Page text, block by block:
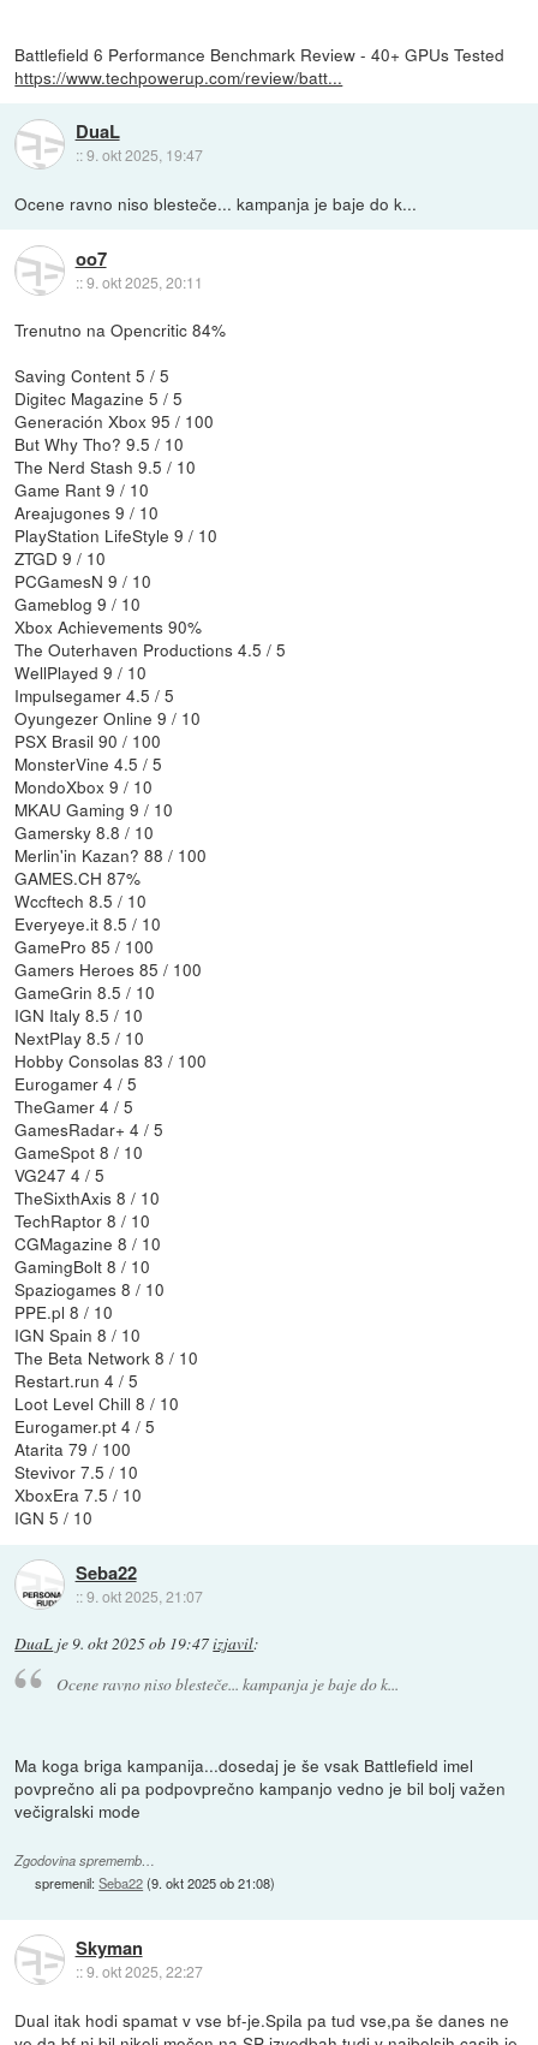
Battlefield 6 Performance Benchmark Review - 40+ GPUs Tested
https://www.techpowerup.com/review/batt...
DuaL
::9. okt 2025, 19:47
Ocene ravno niso blesteče... kampanja je baje do k...
oo7
::9. okt 2025, 20:11
Trenutno na Opencritic 84%
Saving Content 5 / 5
Digitec Magazine 5 / 5
Generación Xbox 95 / 100
But Why Tho? 9.5 / 10
The Nerd Stash 9.5 / 10
Game Rant 9 / 10
Areajugones 9 / 10
PlayStation LifeStyle 9 / 10
ZTGD 9 / 10
PCGamesN 9 / 10
Gameblog 9 / 10
Xbox Achievements 90%
The Outerhaven Productions 4.5 / 5
WellPlayed 9 / 10
Impulsegamer 4.5 / 5
Oyungezer Online 9 / 10
PSX Brasil 90 / 100
MonsterVine 4.5 / 5
MondoXbox 9 / 10
MKAU Gaming 9 / 10
Gamersky 8.8 / 10
Merlin'in Kazan? 88 / 100
GAMES.CH 87%
Wccftech 8.5 / 10
Everyeye.it 8.5 / 10
GamePro 85 / 100
Gamers Heroes 85 / 100
GameGrin 8.5 / 10
IGN Italy 8.5 / 10
NextPlay 8.5 / 10
Hobby Consolas 83 / 100
Eurogamer 4 / 5
TheGamer 4 / 5
GamesRadar+ 4 / 5
GameSpot 8 / 10
VG247 4 / 5
TheSixthAxis 8 / 10
TechRaptor 8 / 10
CGMagazine 8 / 10
GamingBolt 8 / 10
Spaziogames 8 / 10
PPE.pl 8 / 10
IGN Spain 8 / 10
The Beta Network 8 / 10
Restart.run 4 / 5
Loot Level Chill 8 / 10
Eurogamer.pt 4 / 5
Atarita 79 / 100
Stevivor 7.5 / 10
XboxEra 7.5 / 10
IGN 5 / 10
Seba22
::9. okt 2025, 21:07
DuaL je9. okt 2025 ob 19:47izjavil:
Ocene ravno niso blesteče... kampanja je baje do k...
Ma koga briga kampanija...dosedaj je še vsak Battlefield imel
povprečno ali pa podpovprečno kampanjo vedno je bil bolj važen
večigralski mode
Zgodovina sprememb…
spremenil:Seba22(9. okt 2025 ob 21:08)
Skyman
::9. okt 2025, 22:27
Dual itak hodi spamat v vse bf-je.Spila pa tud vse,pa še danes ne